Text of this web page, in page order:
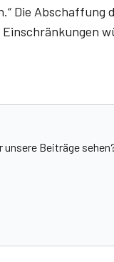
Die Abschaffung
Beiträge